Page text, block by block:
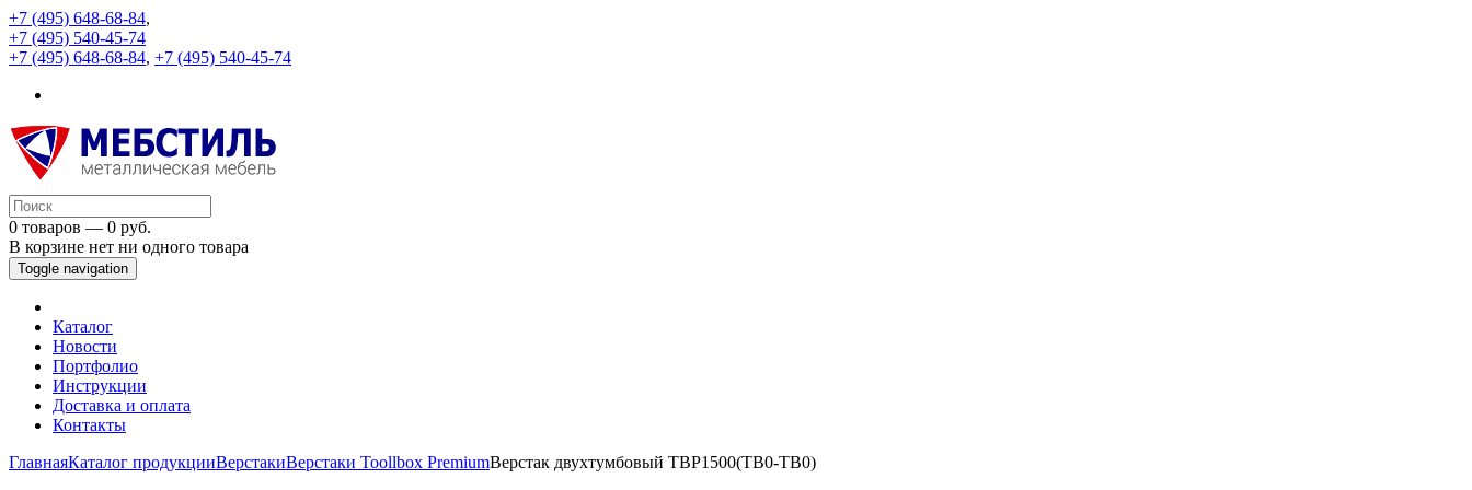
+7 (495) 648-68-84,
+7 (495) 540-45-74
+7 (495) 648-68-84, +7 (495) 540-45-74
0 товаров — 0 руб.
В корзине нет ни одного товара
Toggle navigation
Каталог
Новости
Портфолио
Инструкции
Доставка и оплата
Контакты
ГлавнаяКаталог продукцииВерстакиВерстаки Toollbox PremiumВерстак двухтумбовый ТВР1500(ТВ0-ТВ0)